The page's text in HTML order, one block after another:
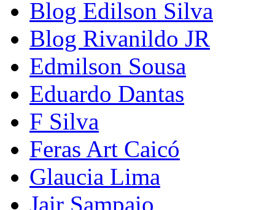
Blog Edilson Silva
Blog Rivanildo JR
Edmilson Sousa
Eduardo Dantas
F Silva
Feras Art Caicó
Glaucia Lima
Jair Sampaio